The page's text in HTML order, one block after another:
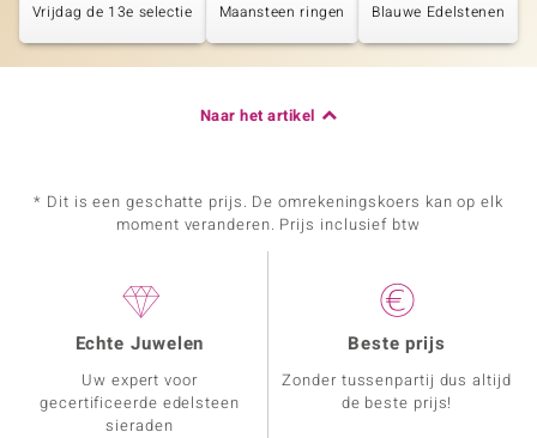
Vrijdag de 13e selectie Maansteen ringen Blauwe Edelstenen
Naar het artikel
* Dit is een geschatte prijs. De omrekeningskoers kan op elk
moment veranderen. Prijs inclusief btw
Echte Juwelen
Uw expert voor
gecertificeerde edelsteen
sieraden
Beste prijs
Zonder tussenpartij dus altijd
de beste prijs!